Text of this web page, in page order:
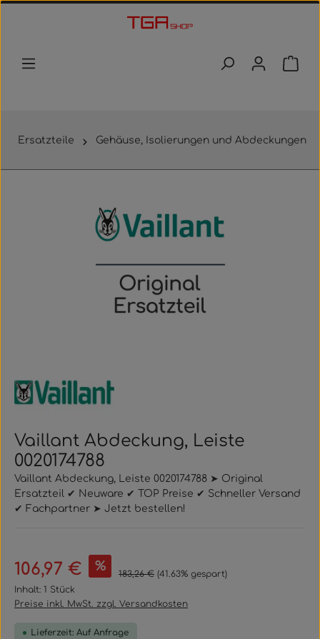
Zum Hauptinhalt springen
Ersatzteile Gehäuse, Isolierungen und Abdeckungen
Vaillant Abdeckung, Leiste
0020174788
Vaillant Abdeckung, Leiste 0020174788 ➤ Original
Ersatzteil ✔ Neuware ✔ TOP Preise ✔ Schneller Versand
✔ Fachpartner ➤ Jetzt bestellen!
Verkaufspreis:
106,97 € % Regulärer Preis:
183,26 € (41.63% gespart)
Inhalt: 1 Stück
Preise inkl. MwSt. zzgl. Versandkosten
Lieferzeit: Auf Anfrage